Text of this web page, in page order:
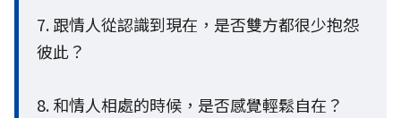
7. 跟情人從認識到現在，是否雙方都很少抱怨
彼此？
8. 和情人相處的時候，是否感覺輕鬆自在？